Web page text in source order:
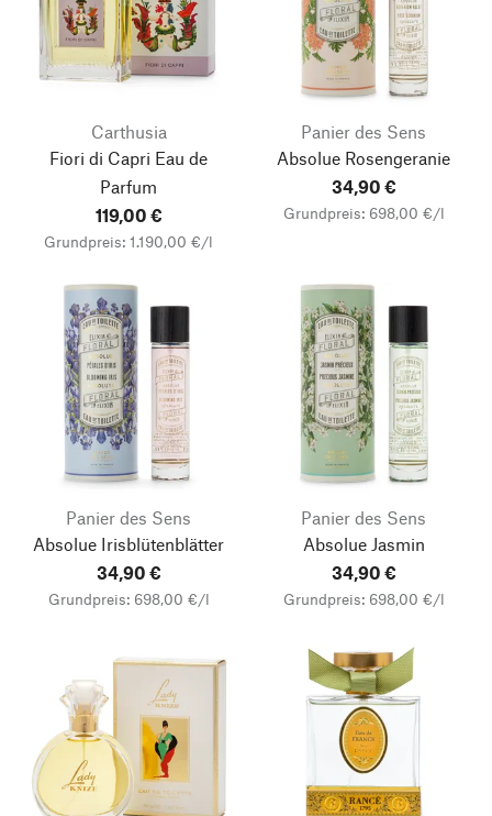
Carthusia
Fiori di Capri Eau de
Parfum
119,00 €
Grundpreis: 1.190,00 €/l
Panier des Sens
Absolue Rosengeranie
34,90 €
Grundpreis: 698,00 €/l
Panier des Sens
Absolue Irisblütenblätter
34,90 €
Grundpreis: 698,00 €/l
Panier des Sens
Absolue Jasmin
34,90 €
Grundpreis: 698,00 €/l